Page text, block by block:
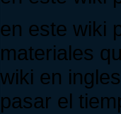
en este wiki
materiales
wiki en
pasar el